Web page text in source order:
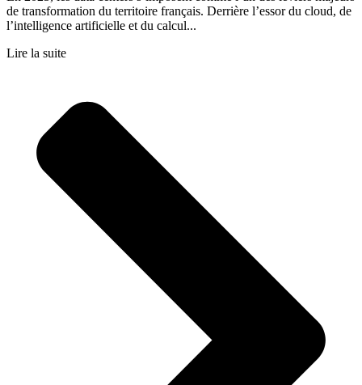
de transformation du territoire français. Derrière l’essor du cloud, de
l’intelligence artificielle et du calcul...
Lire la suite